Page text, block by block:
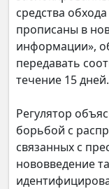
средства
прописаны в
информации»,
передавать
течение 15 дней.
Регулятор
борьбой с
связанных с
нововведение